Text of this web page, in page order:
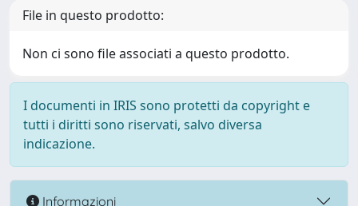
File in questo prodotto:
Non ci sono file associati a questo prodotto.
I documenti in IRIS sono protetti da copyright e
tutti i diritti sono riservati, salvo diversa
indicazione.
Informazioni